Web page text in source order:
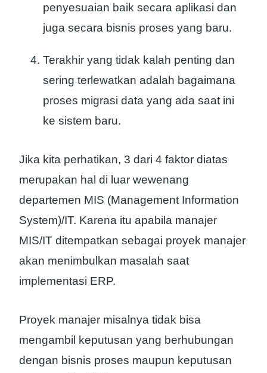
penyesuaian baik secara aplikasi dan
juga secara bisnis proses yang baru.
Terakhir yang tidak kalah penting dan
sering terlewatkan adalah bagaimana
proses migrasi data yang ada saat ini
ke sistem baru.
Jika kita perhatikan, 3 dari 4 faktor diatas
merupakan hal di luar wewenang
departemen MIS (Management Information
System)/IT. Karena itu apabila manajer
MIS/IT ditempatkan sebagai proyek manajer
akan menimbulkan masalah saat
implementasi ERP.
Proyek manajer misalnya tidak bisa
mengambil keputusan yang berhubungan
dengan bisnis proses maupun keputusan